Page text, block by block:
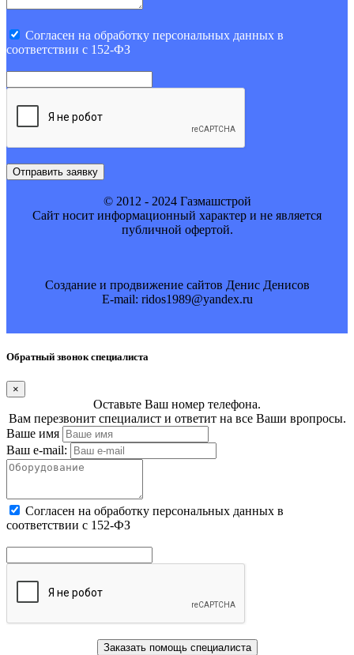
Cогласен на обработку персональных данных в
соответствии с 152-ФЗ
Отправить заявку
© 2012 - 2024 Газмашстрой
Cайт носит информационный характер и не является
публичной офертой.
Создание и продвижение сайтов Денис Денисов
E-mail: ridos1989@yandex.ru
Обратный звонок специалиста
×
Оставьте Ваш номер телефона.
Вам перезвонит специалист и ответит на все Ваши вропросы.
Ваше имя
Ваш e-mail:
Cогласен на обработку персональных данных в
соответствии с 152-ФЗ
Заказать помощь специалиста